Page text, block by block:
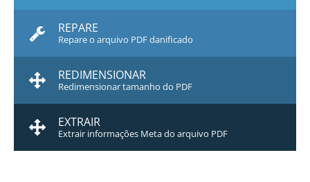
REPARE
Repare o arquivo PDF danificado
REDIMENSIONAR
Redimensionar tamanho do PDF
EXTRAIR
Extrair informações Meta do arquivo PDF